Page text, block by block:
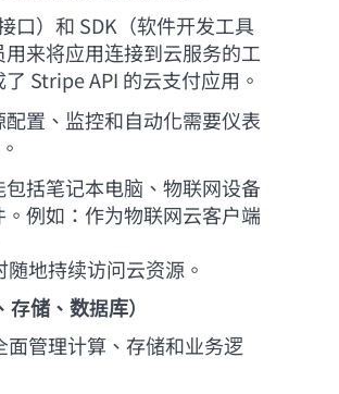
口）和 SDK（软件开发工具
来将应用连接到云服务的工
Stripe API 的云支付应用。
置、监控和自动化需要仪表
括笔记本电脑、物联网设备
例如：作为物联网云客户端
地持续访问云资源。
储、数据库）
面管理计算、存储和业务逻